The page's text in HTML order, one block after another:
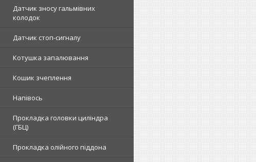
Датчик зносу гальмівних
колодок
Датчик стоп-сигналу
Котушка запалювання
Кошик зчеплення
Напівось
Прокладка головки циліндра
(ГБЦ)
Прокладка олійного піддона